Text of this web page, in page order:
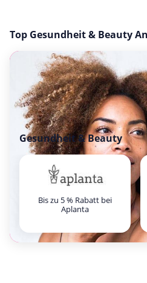
Top Gesundheit & Beauty
Gesundheit & Beauty
Bis zu 5 % Rabatt bei
Aplanta